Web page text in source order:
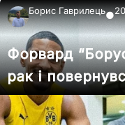
Борис Гаврилець●
Форвард
рак і